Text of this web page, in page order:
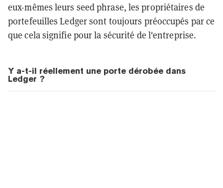
eux-mêmes leurs seed phrase, les propriétaires de
portefeuilles Ledger sont toujours préoccupés par ce
que cela signifie pour la sécurité de l'entreprise.
Y a-t-il réellement une porte dérobée dans
Ledger ?